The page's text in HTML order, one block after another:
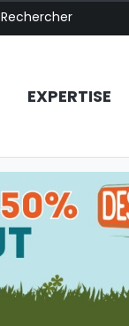
EXPERTISE